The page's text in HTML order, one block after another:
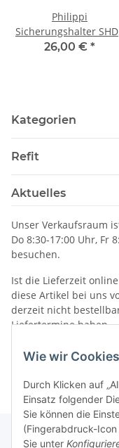
Wie wir
Durch Klicken auf
Einsatz folgender
Sie können die
(Fingerabdruck-
Sie unter
Philippi
Sicherungshalter
für
26,00 € *
Kategorien
Refit
Aktuelles
Unser Verkaufsraum
Do 8:30-17:00 Uhr, Fr
besuchen.
Ist die Lieferzeit
diese Artikel bei uns
derzeit nicht
Liefertermine haben.
Informationen